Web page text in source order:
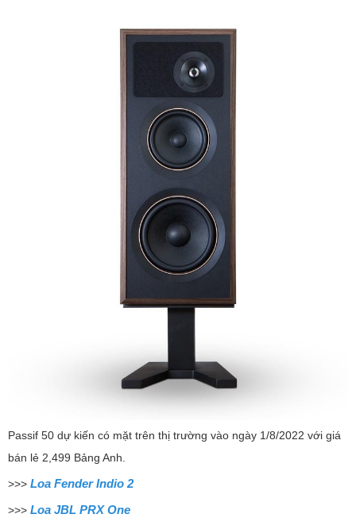
Passif 50 dự kiến có mặt trên thị trường vào ngày 1/8/2022 với giá
bán lẻ 2,499 Bảng Anh.
>>> Loa Fender Indio 2
>>> Loa JBL PRX One